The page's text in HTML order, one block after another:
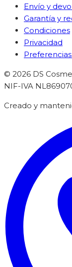
Envío y
Garantía y
Condiciones
Privacidad
© 2026 DS
NIF-IVA
Creado y